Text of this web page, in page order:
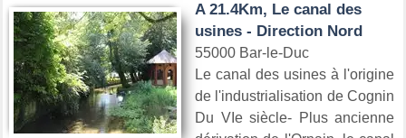
A 21.4Km, Le canal des
usines - Direction Nord
55000 Bar-le-Duc
Le canal des usines à l'origine
de l'industrialisation de Cognin
Du VIe siècle- Plus ancienne